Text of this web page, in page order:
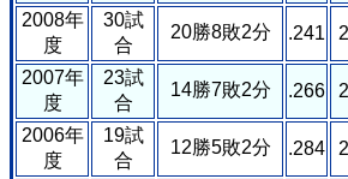
2008年
度
30試
合
20勝8敗2分 .241
2007年
度
23試
合
14勝7敗2分 .266
2006年
度
19試
合
12勝5敗2分 .284